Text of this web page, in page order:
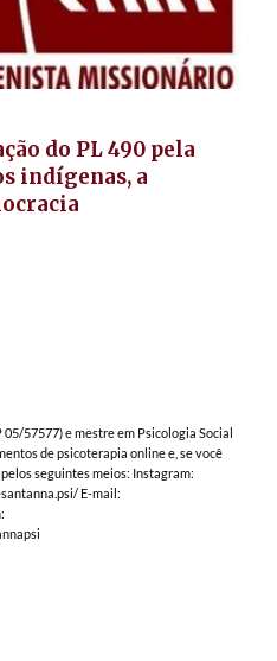
do PL 490 pela
indígenas, a
57577) e mestre em Psicologia Social
de psicoterapia online e, se você
seguintes meios: Instagram:
E-mail: